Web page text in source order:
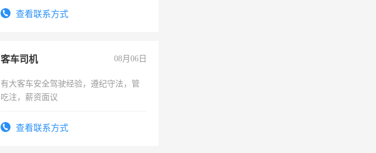
查看联系方式
客车司机 08月06日
有大客车安全驾驶经验，遵纪守法，管
吃注，薪资面议
查看联系方式